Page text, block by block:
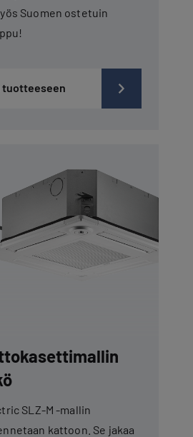
Suomen ostetuin
tuotteeseen
SLZ-M -mallin
kattoon. Se jakaa